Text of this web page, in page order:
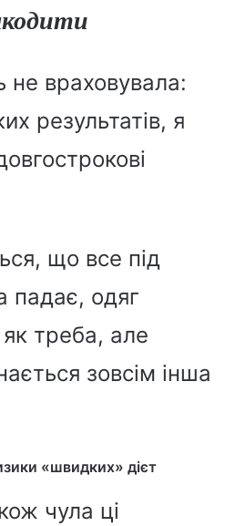
враховувала:
результатів, я
що все під
падає, одяг
треба, але
зовсім інша
«швидких» дієт
чула ці